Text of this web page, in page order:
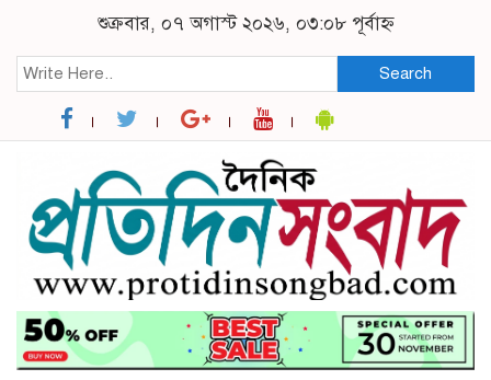
শুক্রবার, ০৭ অগাস্ট ২০২৬, ০৩:০৮ পূর্বাহ্ন
Search